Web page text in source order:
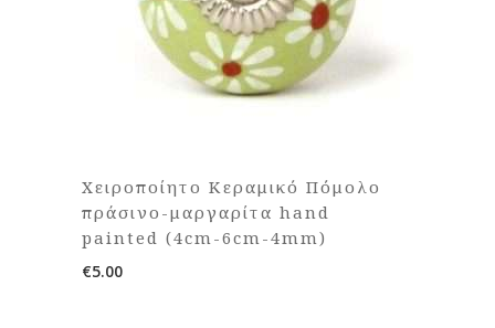
Χειροποίητο Κεραμικό Πόμολο
πράσινο-μαργαρίτα hand
painted (4cm-6cm-4mm)
€5.00